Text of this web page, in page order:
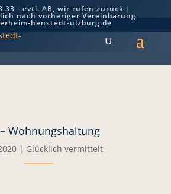
33 - evtl. AB, wir rufen zurück |
nach vorheriger Vereinbarung
henstedt-ulzburg.de
Wohnungshaltung
| Glücklich vermittelt